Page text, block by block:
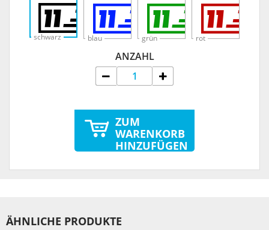
schwarz blau grün rot
ANZAHL
ZUM
WARENKORB
HINZUFÜGEN
ÄHNLICHE PRODUKTE